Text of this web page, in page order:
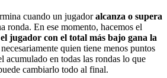
cuando un jugadoralcanza o supera
ronda. En ese momento, hacemos el
el jugador con el total más bajo gana la
quien tiene menos puntos
en todas las rondas lo que
cambiarlo todo al final.